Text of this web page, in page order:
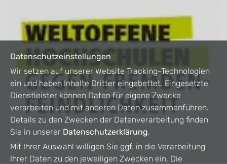
Datenschutzeinstellungen
Wir setzen auf unserer Website Tracking-Technologien
ein und haben Inhalte Dritter eingebettet. Eingesetzte
Dienstleister können Daten für eigene Zwecke
verarbeiten und mit anderen Daten zusammenführen.
Details zu den Zwecken der Datenverarbeitung finden
Sie in unserer Datenschutzerklärung.
Mit Ihrer Auswahl willigen Sie ggf. in die Verarbeitung
Ihrer Daten zu den jeweiligen Zwecken ein. Die